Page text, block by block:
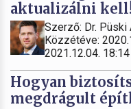
aktualizálni
Szerző: Dr. Püski
Közzétéve:
2021.12.04. 18:14
Hogyan
megdrágult